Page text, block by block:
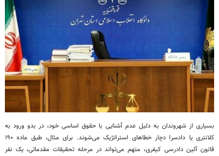
بسیاری از شهروندان به دلیل عدم آشنایی با حقوق اساسی خود، در بدو ورود به
کلانتری یا دادسرا دچار خطاهای استراتژیک می‌شوند. برای مثال، طبق ماده ۱۹۰
قانون آئین دادرسی کیفری، متهم می‌تواند در مرحله تحقیقات مقدماتی، یک نفر